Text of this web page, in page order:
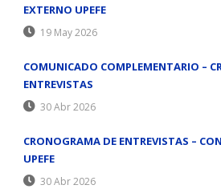
EXTERNO UPEFE
19 May 2026
COMUNICADO COMPLEMENTARIO –
ENTREVISTAS
30 Abr 2026
CRONOGRAMA DE ENTREVISTAS –
UPEFE
30 Abr 2026